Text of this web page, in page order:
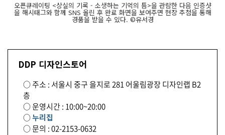
오픈큐레이팅 <상실의 기록 - 소생하는 기억의 틈>을 관람한 다음 인증샷
을 해시태그와 함께 SNS 올린 후 완료 화면을 보여주면 현장 추첨을 통해
경품을 받을 수 있다. ©유서경
DDP 디자인스토어
○ 주소 : 서울시 중구 을지로 281 어울림광장 디자인랩 B2
층
○ 운영시간 : 10:00~20:00
○누리집
○ 문의 : 02-2153-0632